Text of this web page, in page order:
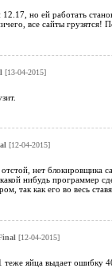
но ей работать
все сайты грузятся!
[13-04-2015]
[12-04-2015]
нет блокировщика
нибудь программер
так как его во весь
[12-04-2015]
яйца выдает ошибку